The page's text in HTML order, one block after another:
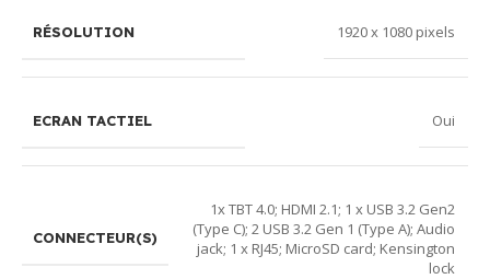
RÉSOLUTION 1920 x 1080 pixels
ECRAN TACTIEL Oui
CONNECTEUR(S)
1x TBT 4.0; HDMI 2.1; 1 x USB 3.2 Gen2
(Type C); 2 USB 3.2 Gen 1 (Type A); Audio
jack; 1 x RJ45; MicroSD card; Kensington
lock